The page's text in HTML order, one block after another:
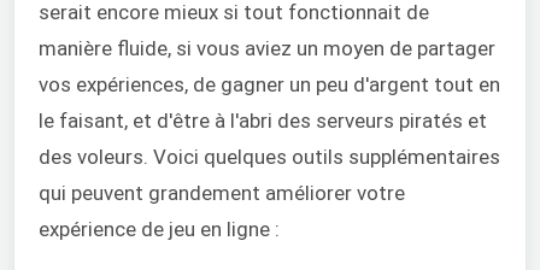
serait encore mieux si tout fonctionnait de
manière fluide, si vous aviez un moyen de partager
vos expériences, de gagner un peu d'argent tout en
le faisant, et d'être à l'abri des serveurs piratés et
des voleurs. Voici quelques outils supplémentaires
qui peuvent grandement améliorer votre
expérience de jeu en ligne :